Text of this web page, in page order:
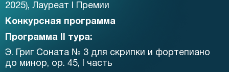
2025), Лауреат I Премии
Конкурсная программа
Программа II тура:
Э. Григ Соната № 3 для скрипки и фортепиано
до минор, ор. 45, I часть